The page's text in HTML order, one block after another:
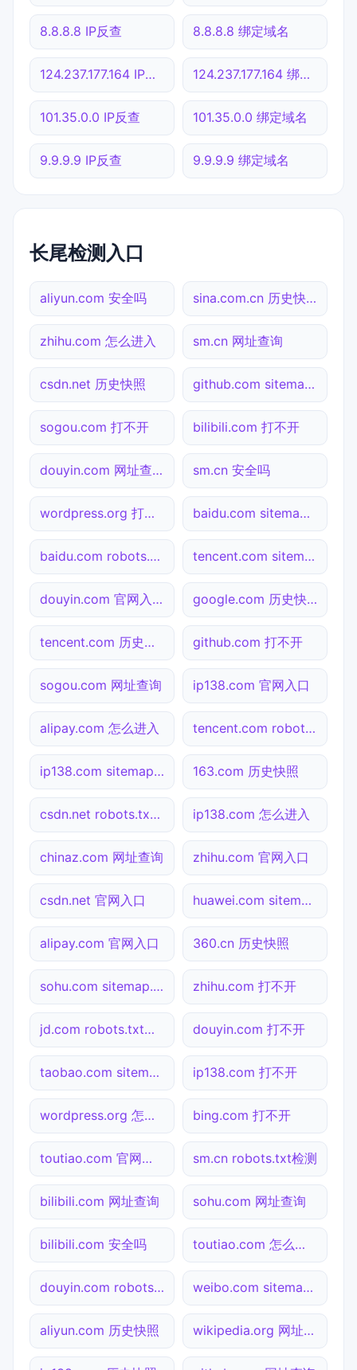
8.8.8.8 IP反查 8.8.8.8 绑定域名
124.237.177.164 IP反查 124.237.177.164 绑定域名
101.35.0.0 IP反查 101.35.0.0 绑定域名
9.9.9.9 IP反查 9.9.9.9 绑定域名
长尾检测入口
aliyun.com 安全吗 sina.com.cn 历史快照
zhihu.com 怎么进入 sm.cn 网址查询
csdn.net 历史快照 github.com sitemap.xml检测
sogou.com 打不开 bilibili.com 打不开
douyin.com 网址查询 sm.cn 安全吗
wordpress.org 打不开 baidu.com sitemap.xml检测
baidu.com robots.txt检测 tencent.com sitemap.xml检测
douyin.com 官网入口 google.com 历史快照
tencent.com 历史快照 github.com 打不开
sogou.com 网址查询 ip138.com 官网入口
alipay.com 怎么进入 tencent.com robots.txt检测
ip138.com sitemap.xml检测 163.com 历史快照
csdn.net robots.txt检测 ip138.com 怎么进入
chinaz.com 网址查询 zhihu.com 官网入口
csdn.net 官网入口 huawei.com sitemap.xml检测
alipay.com 官网入口 360.cn 历史快照
sohu.com sitemap.xml检测 zhihu.com 打不开
jd.com robots.txt检测 douyin.com 打不开
taobao.com sitemap.xml检测 ip138.com 打不开
wordpress.org 怎么进入 bing.com 打不开
toutiao.com 官网入口 sm.cn robots.txt检测
bilibili.com 网址查询 sohu.com 网址查询
bilibili.com 安全吗 toutiao.com 怎么进入
douyin.com robots.txt检测 weibo.com sitemap.xml检测
aliyun.com 历史快照 wikipedia.org 网址查询